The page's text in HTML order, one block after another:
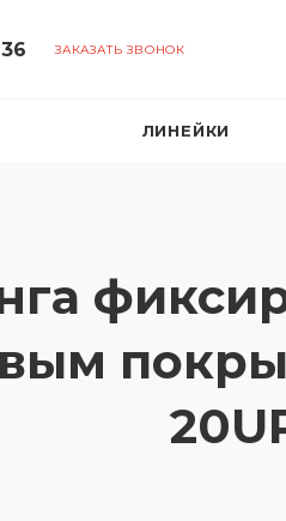
ЗАКАЗАТЬ ЗВОНОК
ЛИНЕЙКИ